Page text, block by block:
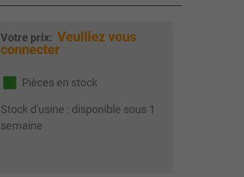
Votre prix: Veuillez vous
connecter
Pièces en stock
Stock d'usine : disponible sous 1
semaine